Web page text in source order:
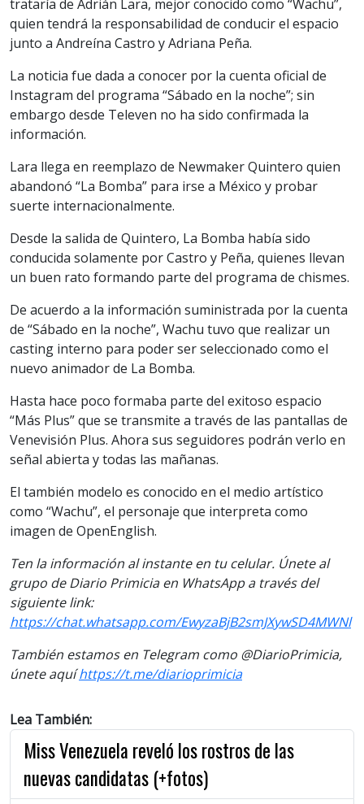
trataría de Adrián Lara, mejor conocido como “Wachu”,
quien tendrá la responsabilidad de conducir el espacio
junto a Andreína Castro y Adriana Peña.
La noticia fue dada a conocer por la cuenta oficial de
Instagram del programa “Sábado en la noche”; sin
embargo desde Televen no ha sido confirmada la
información.
Lara llega en reemplazo de Newmaker Quintero quien
abandonó “La Bomba” para irse a México y probar
suerte internacionalmente.
Desde la salida de Quintero, La Bomba había sido
conducida solamente por Castro y Peña, quienes llevan
un buen rato formando parte del programa de chismes.
De acuerdo a la información suministrada por la cuenta
de “Sábado en la noche”, Wachu tuvo que realizar un
casting interno para poder ser seleccionado como el
nuevo animador de La Bomba.
Hasta hace poco formaba parte del exitoso espacio
“Más Plus” que se transmite a través de las pantallas de
Venevisión Plus. Ahora sus seguidores podrán verlo en
señal abierta y todas las mañanas.
El también modelo es conocido en el medio artístico
como “Wachu”, el personaje que interpreta como
imagen de OpenEnglish.
Ten la información al instante en tu celular. Únete al
grupo de Diario Primicia en WhatsApp a través del
siguiente link:
https://chat.whatsapp.com/EwyzaBjB2smJXywSD4MWNl
También estamos en Telegram como @DiarioPrimicia,
únete aquíhttps://t.me/diarioprimicia
Lea También:
Miss Venezuela reveló los rostros de las
nuevas candidatas (+fotos)